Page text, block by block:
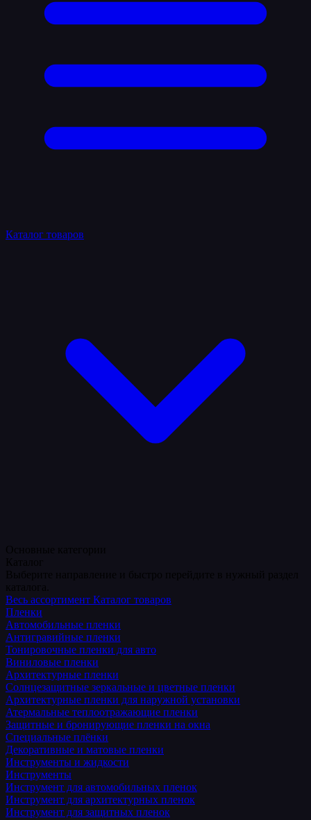
Каталог товаров
Весь ассортимент Каталог товаров
Пленки
Автомобильные пленки
Антигравийные пленки
Тонировочные пленки для авто
Виниловые пленки
Архитектурные пленки
Солнцезащитные зеркальные и цветные пленки
Архитектурные пленки для наружной установки
Атермальные теплоотражающие пленки
Защитные и бронирующие пленки на окна
Специальные плёнки
Декоративные и матовые пленки
Инструменты и жидкости
Инструменты
Инструмент для автомобильных пленок
Инструмент для архитектурных пленок
Инструмент для защитных пленок